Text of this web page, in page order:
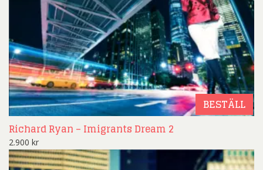
BESTÄLL
Richard Ryan – Imigrants Dream 2
2.900 kr